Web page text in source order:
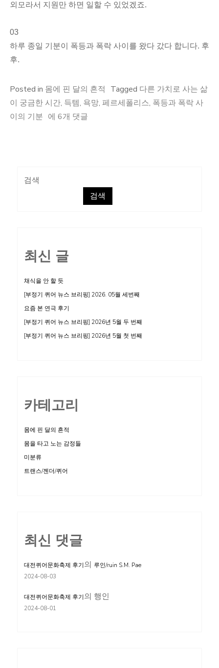
외모라서 지원만 하면 일할 수 있었겠죠.
03
하루 종일 기분이 폭등과 폭락 사이를 왔다 갔다 합니다. 후
후.
Posted in 몸에 핀 달의 흔적 Tagged 다른 가치로 사는 삶
이 궁금한 시간, 득템, 욕망, 페르세폴리스, 폭등과 폭락 사
이의 기분 주
득
다
른
가
치
로
분
에 6개 댓글
검색
검색
최신 글
채식을 안 할 듯
[부정기 퀴어 뉴스 브리핑] 2026. 05월 세번째
요즘 본 연극 후기
[부정기 퀴어 뉴스 브리핑] 2026년 5월 두 번째
[부정기 퀴어 뉴스 브리핑] 2026년 5월 첫 번째
카테고리
몸에 핀 달의 흔적
몸을 타고 노는 감정들
미분류
트랜스/젠더/퀴어
최신 댓글
대전퀴어문화축제 후기의 루인/ruin S.M. Pae
2024-08-03
대전퀴어문화축제 후기의 행인
2024-08-01